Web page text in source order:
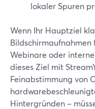
lokaler Spuren
Wenn Ihr Hauptziel
Bildschirmaufnahmen
Webinare oder
dieses Ziel mit
Feinabstimmung von
Hintergründen –